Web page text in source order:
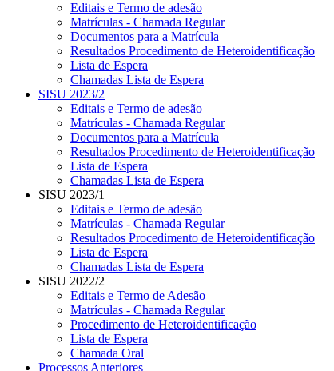
Editais e Termo de adesão
Matrículas - Chamada Regular
Documentos para a Matrícula
Resultados Procedimento de Heteroidentificação
Lista de Espera
Chamadas Lista de Espera
SISU 2023/2
Editais e Termo de adesão
Matrículas - Chamada Regular
Documentos para a Matrícula
Resultados Procedimento de Heteroidentificação
Lista de Espera
Chamadas Lista de Espera
SISU 2023/1
Editais e Termo de adesão
Matrículas - Chamada Regular
Resultados Procedimento de Heteroidentificação
Lista de Espera
Chamadas Lista de Espera
SISU 2022/2
Editais e Termo de Adesão
Matrículas - Chamada Regular
Procedimento de Heteroidentificação
Lista de Espera
Chamada Oral
Processos Anteriores